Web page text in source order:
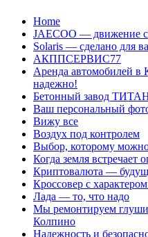
Перейти
содержанию
Home
JAECOO — движение
Solaris — сделано для
АКППСЕРВИС77
Аренда автомобилей в
надежно!
Бетонный завод
Ваш персональный
Вижу все
Воздух под контролем
Выбор, которому можно
Когда земля встречает
Криптовалюта —
Кроссовер с
Лада — то, что надо
Мы ремонтируем
Колпино
Надежность и